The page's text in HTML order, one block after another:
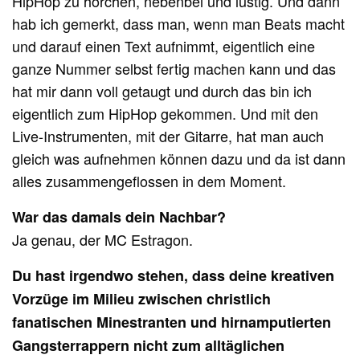
hab ich gemerkt, dass man, wenn man Beats macht
und darauf einen Text aufnimmt, eigentlich eine
ganze Nummer selbst fertig machen kann und das
hat mir dann voll getaugt und durch das bin ich
eigentlich zum HipHop gekommen. Und mit den
Live-Instrumenten, mit der Gitarre, hat man auch
gleich was aufnehmen können dazu und da ist dann
alles zusammengeflossen in dem Moment.
War das damals dein Nachbar?
Ja genau, der MC Estragon.
Du hast irgendwo stehen, dass deine kreativen
Vorzüge im Milieu zwischen christlich
fanatischen Minestranten und hirnamputierten
Gangsterrappern nicht zum alltäglichen